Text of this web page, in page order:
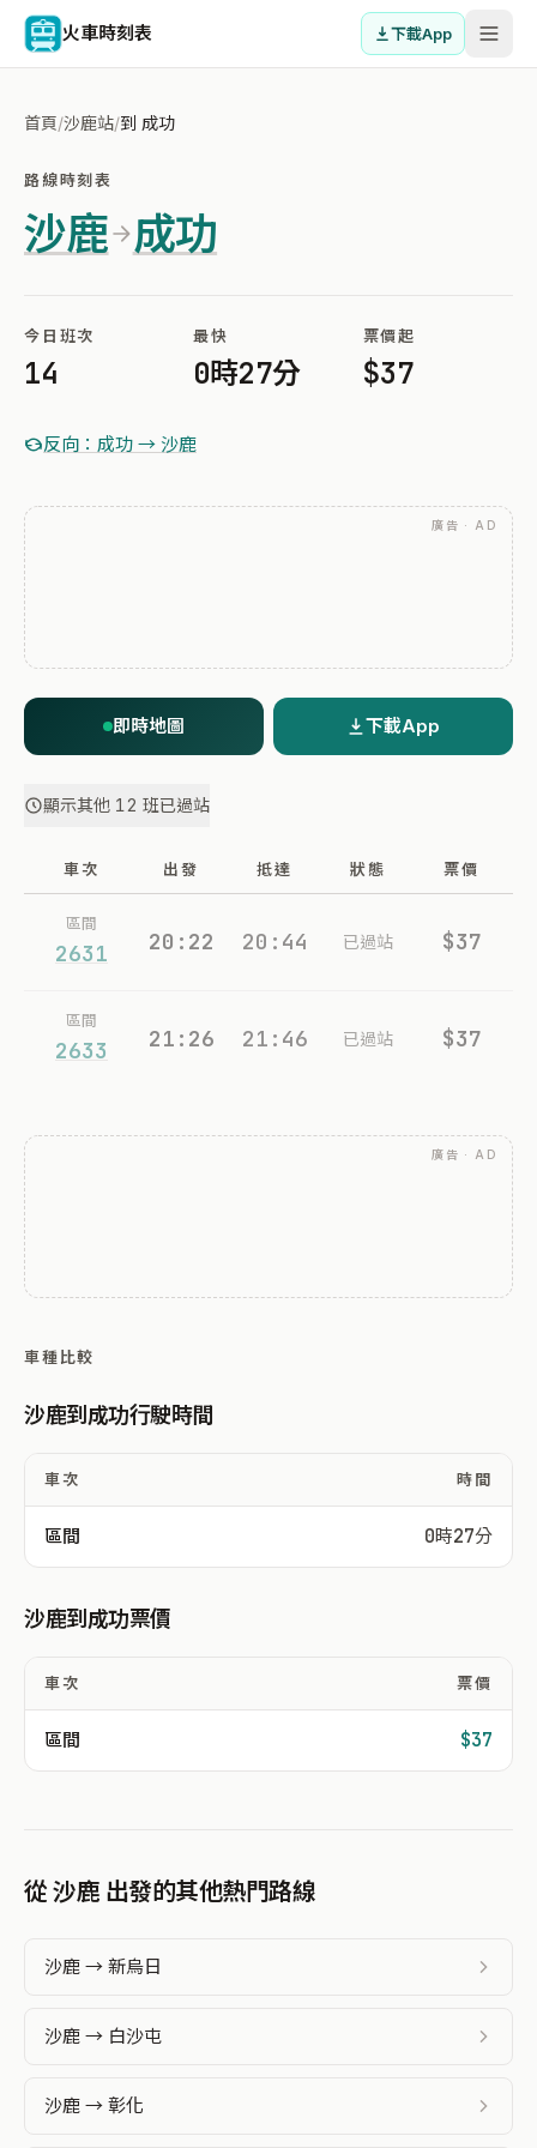
火車時刻表 下載App
首頁/沙鹿站/到 成功
路線時刻表
沙鹿 成功
今日班次
14
最快
0時27分
票價起
$37
反向：成功 → 沙鹿
廣告 · AD
即時地圖 下載App
顯示其他 12 班已過站
車次 出發 抵達 狀態 票價
區間
2631 20:22 20:44 已過站 $37
區間
2633 21:26 21:46 已過站 $37
廣告 · AD
車種比較
沙鹿到成功行駛時間
車次 時間
區間 0時27分
沙鹿到成功票價
車次 票價
區間 $37
從 沙鹿 出發的其他熱門路線
沙鹿 → 新烏日
沙鹿 → 白沙屯
沙鹿 → 彰化